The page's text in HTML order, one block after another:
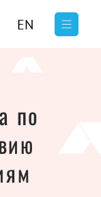
EN
по